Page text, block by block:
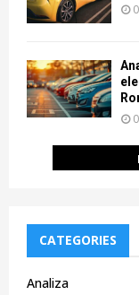
CATEGORIES
Analiza